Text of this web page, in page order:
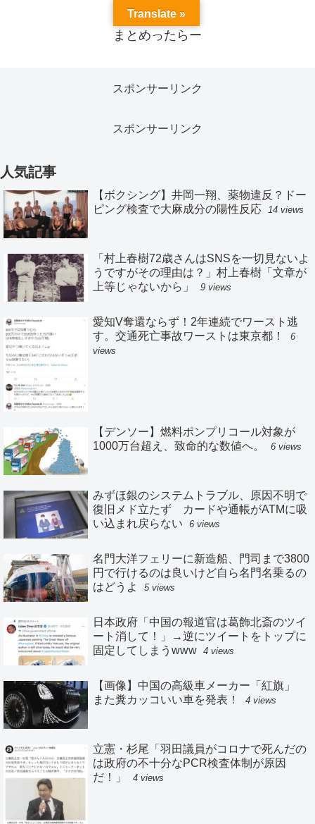
まとめったらー
スポンサーリンク
スポンサーリンク
人気記事
【ボクシング】井岡一翔、薬物違反？ドー
ピング検査で大麻成分の陽性反応
14 views
「村上春樹72歳さんはSNSを一切見ないよ
うですがその理由は？」村上春樹「文章が
上等じゃないから」
9 views
愛知V奪還ならず！2年連続でワースト逃
す。交通死亡事故ワーストは東京都！
6
views
【デンソー】燃料ポンプリコール対象が
1000万台超え、致命的な数値へ。
6 views
みずほ銀のシステムトラブル、原因不明で
復旧メド立たず カードや通帳がATMに吸
い込まれ戻らない
6 views
名門大洋フェリーに新造船、門司まで3800
円で行けるのは良いけど自ら名門名乗るの
はどうよ
5 views
日本政府「中国の報道官は葛飾北斎のツイ
ート消して！」→逆にツイートをトップに
固定してしまうwww 4 views
【画像】中国の高級車メーカー「紅旗」
また糞カッコいい車を発表！
4 views
立憲・杉尾「羽田議員がコロナで死んだの
は政府の不十分なPCR検査体制が原因
だ！」
4 views
Translate »